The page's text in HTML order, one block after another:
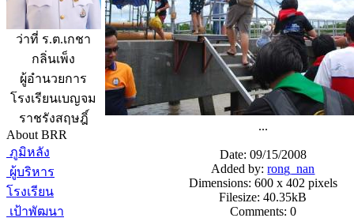
ว่าที่ ร.ต.เกชา
กลิ่นเพ็ง
ผู้อำนวยการ
โรงเรียนเบญจม
ราชรังสฤษฎิ์
About BRR
ภูมิหลัง
ผู้บริหาร
โรงเรียน
เป้าพัฒนา
...
Date: 09/15/2008
Added by:rong_nan
Dimensions: 600 x 402 pixels
Filesize: 40.35kB
Comments: 0